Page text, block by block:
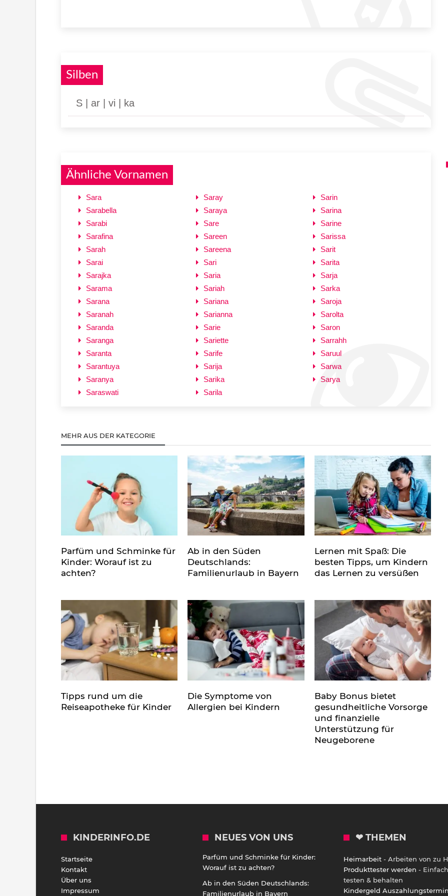
Silben
S | ar | vi | ka
Ähnliche Vornamen
Sara
Sarabella
Sarabi
Sarafina
Sarah
Sarai
Sarajka
Sarama
Sarana
Saranah
Saranda
Saranga
Saranta
Sarantuya
Saranya
Saraswati
Saray
Saraya
Sare
Sareen
Sareena
Sari
Saria
Sariah
Sariana
Sarianna
Sarie
Sariette
Sarife
Sarija
Sarika
Sarila
Sarin
Sarina
Sarine
Sarissa
Sarit
Sarita
Sarja
Sarka
Saroja
Sarolta
Saron
Sarrahh
Saruul
Sarwa
Sarya
MEHR AUS DER KATEGORIE
Parfüm und Schminke für
Kinder: Worauf ist zu
achten?
Ab in den Süden
Deutschlands:
Familienurlaub in Bayern
Lernen mit Spaß: Die
besten Tipps, um Kindern
das Lernen zu versüßen
Tipps rund um die
Reiseapotheke für Kinder
Die Symptome von
Allergien bei Kindern
Baby Bonus bietet
gesundheitliche Vorsorge
und finanzielle
Unterstützung für
Neugeborene
KINDERINFO.DE
Startseite
Kontakt
Über uns
Impressum
NEUES VON UNS
Parfüm und Schminke für Kinder:
Worauf ist zu achten?
Ab in den Süden Deutschlands:
Familienurlaub in Bayern
❤ THEMEN
Heimarbeit - Arbeiten von zu
Produkttester werden - Einfach
testen & behalten
Kindergeld